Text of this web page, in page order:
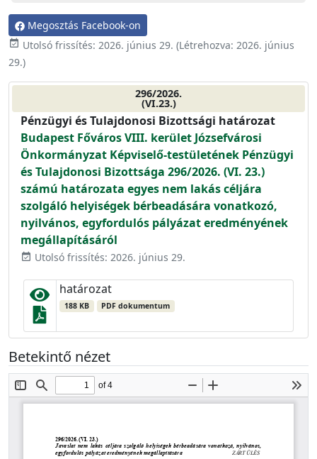
Megosztás Facebook-on
event_available Utolsó frissítés: 2026. június 29. (Létrehozva: 2026. június
29.)
296/2026.
(VI.23.)
Pénzügyi és Tulajdonosi Bizottsági határozat
Budapest Főváros VIII. kerület Józsefvárosi
Önkormányzat Képviselő-testületének Pénzügyi
és Tulajdonosi Bizottsága 296/2026. (VI. 23.)
számú határozata egyes nem lakás céljára
szolgáló helyiségek bérbeadására vonatkozó,
nyilvános, egyfordulós pályázat eredményének
megállapításáról
event_available Utolsó frissítés: 2026. június 29.
határozat
188 KB PDF dokumentum
Betekintő nézet